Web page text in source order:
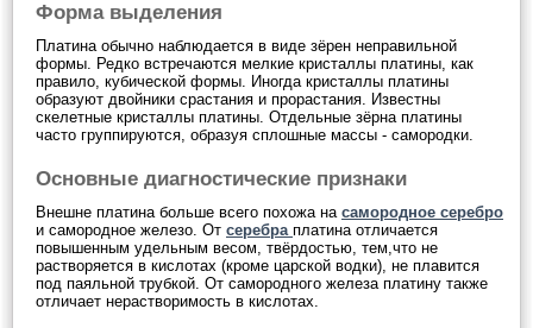
Форма выделения
Платина обычно наблюдается в виде зёрен неправильной
формы. Редко встречаются мелкие кристаллы платины, как
правило, кубической формы. Иногда кристаллы платины
образуют двойники срастания и прорастания. Известны
скелетные кристаллы платины. Отдельные зёрна платины
часто группируются, образуя сплошные массы - самородки.
Основные диагностические признаки
Внешне платина больше всего похожа на самородное серебро
и самородное железо. От серебра платина отличается
повышенным удельным весом, твёрдостью, тем,что не
растворяется в кислотах (кроме царской водки), не плавится
под паяльной трубкой. От самородного железа платину также
отличает нерастворимость в кислотах.